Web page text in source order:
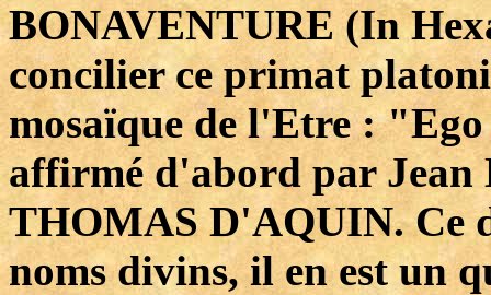
BONAVENTURE (In
concilier ce primat
mosaïque de l'Etre :
affirmé d'abord par
THOMAS D'AQUIN. Ce
noms divins, il en est un